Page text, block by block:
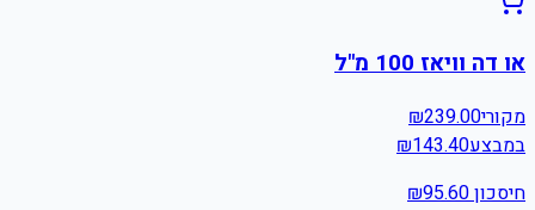
או דה וויאז 100 מ"ל
מקורי ₪239.00
במבצע
₪143.40
חיסכון ₪95.60